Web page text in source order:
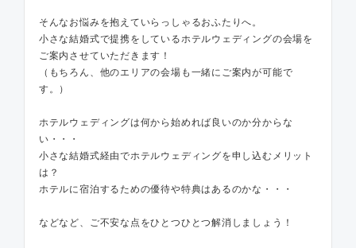
そんなお悩みを抱えていらっしゃるおふたりへ。
小さな結婚式で提携をしているホテルウェディングの会場を
ご案内させていただきます！
（もちろん、他のエリアの会場も一緒にご案内が可能で
す。）
ホテルウェディングは何から始めれば良いのか分からな
い・・・
小さな結婚式経由でホテルウェディングを申し込むメリット
は？
ホテルに宿泊するための優待や特典はあるのかな・・・
などなど、ご不安な点をひとつひとつ解消しましょう！